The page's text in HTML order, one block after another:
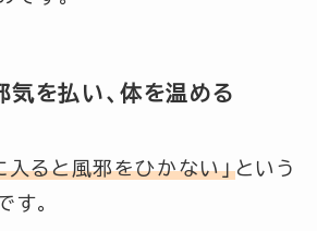
気を払い、体を温める
入ると風邪をひかない」という
す。